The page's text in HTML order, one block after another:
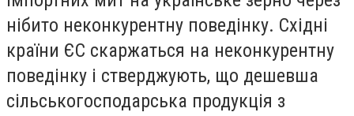
нібито неконкурентну поведінку. Східні
країни ЄС скаржаться на неконкурентну
поведінку і стверджують, що дешевша
сільськогосподарська продукція з